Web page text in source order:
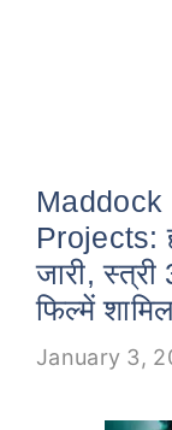
Projects:
जारी,
फिल्में
January 3,